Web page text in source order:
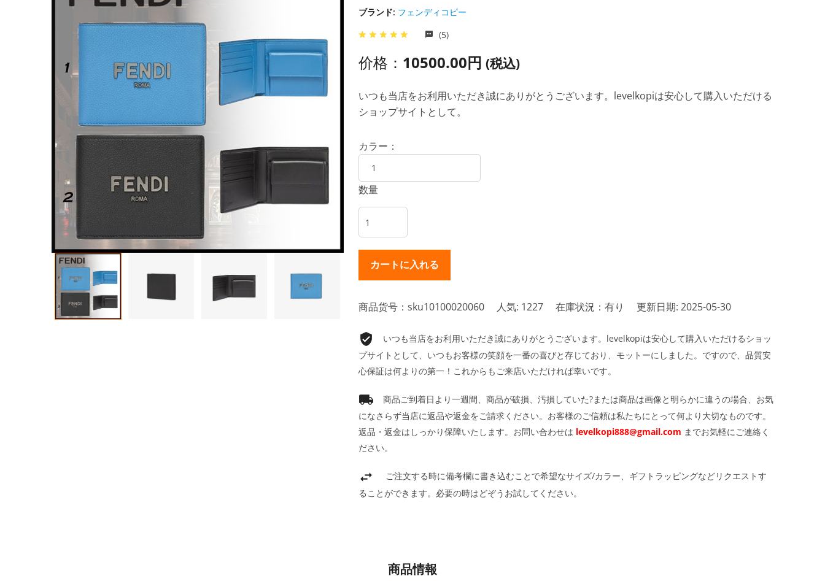
ブランド: フェンディコピー
(5)
价格： 10500.00円 (税込)
いつも当店をお利用いただき誠にありがとうございます。levelkopiは安心して購入いただける
ショップサイトとして。
カラー：
数量
商品货号：sku10100020060 人気: 1227 在庫状況：有り 更新日期: 2025-05-30
いつも当店をお利用いただき誠にありがとうございます。levelkopiは安心して購入いただけるショッ
プサイトとして、いつもお客様の笑顔を一番の喜びと存じており、モットーにしました。ですので、品質安
心保証は何よりの第一！これからもご来店いただければ幸いです。
商品ご到着日より一週間、商品が破損、汚損していた?または商品は画像と明らかに違うの場合、お気
になさらず当店に返品や返金をご請求ください。お客様のご信頼は私たちにとって何より大切なものです。
返品・返金はしっかり保障いたします。お問い合わせは levelkopi888@gmail.com までお気軽にご連絡く
ださい。
ご注文する時に備考欄に書き込むことで希望なサイズ/カラー、ギフトラッピングなどリクエストす
ることができます。必要の時はどぞうお試してください。
商品情報